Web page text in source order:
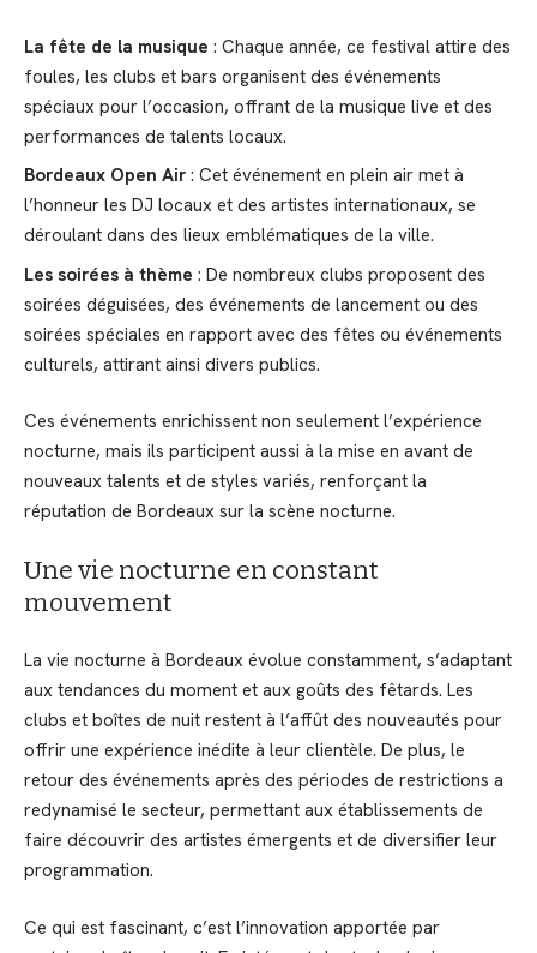
La fête de la musique : Chaque année, ce festival attire des
foules, les clubs et bars organisent des événements
spéciaux pour l’occasion, offrant de la musique live et des
performances de talents locaux.
Bordeaux Open Air : Cet événement en plein air met à
l’honneur les DJ locaux et des artistes internationaux, se
déroulant dans des lieux emblématiques de la ville.
Les soirées à thème : De nombreux clubs proposent des
soirées déguisées, des événements de lancement ou des
soirées spéciales en rapport avec des fêtes ou événements
culturels, attirant ainsi divers publics.
Ces événements enrichissent non seulement l’expérience
nocturne, mais ils participent aussi à la mise en avant de
nouveaux talents et de styles variés, renforçant la
réputation de Bordeaux sur la scène nocturne.
Une vie nocturne en constant
mouvement
La vie nocturne à Bordeaux évolue constamment, s’adaptant
aux tendances du moment et aux goûts des fêtards. Les
clubs et boîtes de nuit restent à l’affût des nouveautés pour
offrir une expérience inédite à leur clientèle. De plus, le
retour des événements après des périodes de restrictions a
redynamisé le secteur, permettant aux établissements de
faire découvrir des artistes émergents et de diversifier leur
programmation.
Ce qui est fascinant, c’est l’innovation apportée par